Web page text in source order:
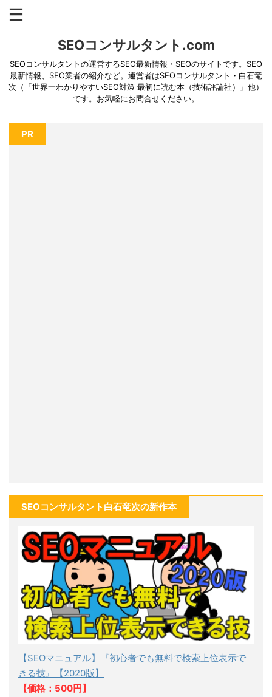
SEOコンサルタント.com
SEOコンサルタントの運営するSEO最新情報・SEOのサイトです。SEO
最新情報、SEO業者の紹介など。運営者はSEOコンサルタント・白石竜
次（「世界一わかりやすいSEO対策 最初に読む本（技術評論社）」他）
です。お気軽にお問合せください。
PR
SEOコンサルタント白石竜次の新作本
【SEOマニュアル】『初心者でも無料で検索上位表示で
きる技』【2020版】
【価格：500円】